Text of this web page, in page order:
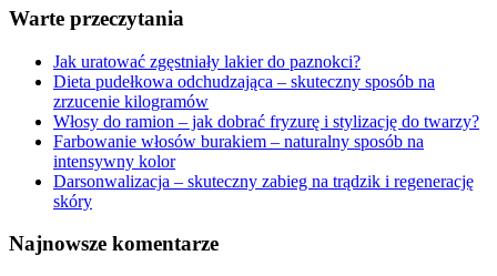
Warte przeczytania
Jak uratować zgęstniały lakier do paznokci?
Dieta pudełkowa odchudzająca – skuteczny sposób na
zrzucenie kilogramów
Włosy do ramion – jak dobrać fryzurę i stylizację do twarzy?
Farbowanie włosów burakiem – naturalny sposób na
intensywny kolor
Darsonwalizacja – skuteczny zabieg na trądzik i regenerację
skóry
Najnowsze komentarze